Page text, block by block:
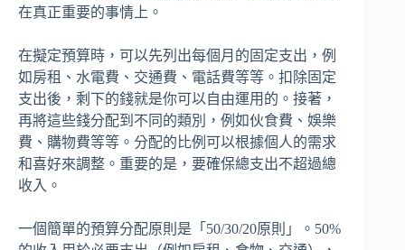
在真正重要的事情上。
在擬定預算時，可以先列出每個月的固定支出，例
如房租、水電費、交通費、電話費等等。扣除固定
支出後，剩下的錢就是你可以自由運用的。接著，
再將這些錢分配到不同的類別，例如伙食費、娛樂
費、購物費等等。分配的比例可以根據個人的需求
和喜好來調整。重要的是，要確保總支出不超過總
收入。
一個簡單的預算分配原則是「50/30/20原則」。50%